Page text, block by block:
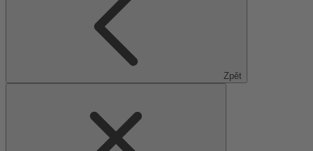
Zpět